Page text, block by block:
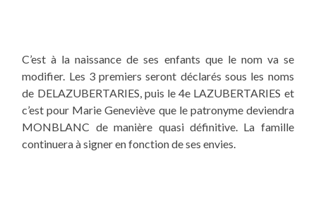
C’est à la naissance de ses enfants que le nom va se
modifier. Les 3 premiers seront déclarés sous les noms
de DELAZUBERTARIES, puis le4e LAZUBERTARIES et
c’est pour Marie Geneviève que le patronymedeviendra
MONBLANC de manière quasi définitive. La famille
continuera à signer en fonction de ses envies.